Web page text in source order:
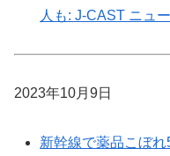
人も: J-CAST ニュ
2023年10月9日
新幹線で薬品こぼ